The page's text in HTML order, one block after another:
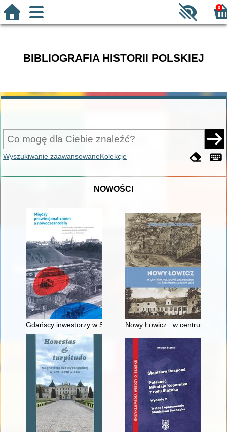
0
BIBLIOGRAFIA HISTORII POLSKIEJ
Wyszukiwanie zaawansowaneKolekcje
NOWOŚCI
Gdańscy inwestorzy w Sopocie : prestiż finansowy i
Nowy Łowicz : w centrum